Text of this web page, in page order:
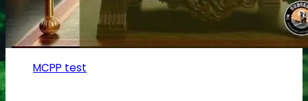
Ketamin renhedstest
MCPP
MCPP test